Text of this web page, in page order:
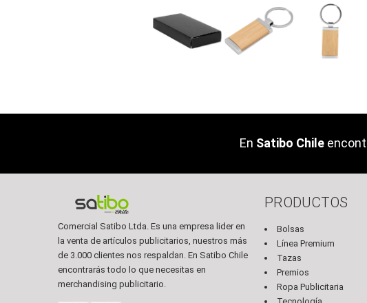
En Satibo Chile
Comercial Satibo Ltda. Es una empresa lider en
la venta de artículos publicitarios, nuestros más
de 3.000 clientes nos respaldan. En Satibo Chile
encontrarás todo lo que necesitas en
merchandising publicitario.
PRODUCTOS
Bolsas
Línea Premium
Tazas
Premios
Ropa Publicitaria